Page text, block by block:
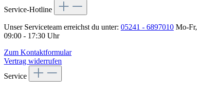
Service-Hotline
Unser Serviceteam erreichst du unter: 05241 - 6897010 Mo-Fr,
09:00 - 17:30 Uhr
Zum Kontaktformular
Vertrag widerrufen
Service